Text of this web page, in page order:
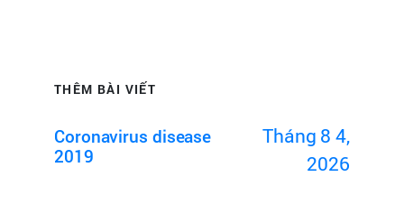
THÊM BÀI VIẾT
Coronavirus disease
2019
Tháng 8 4,
2026